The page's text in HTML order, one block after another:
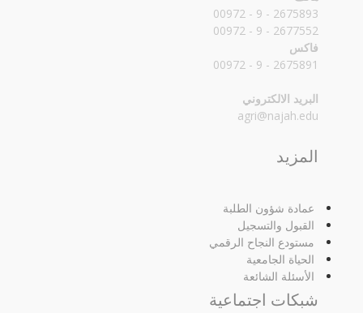
2675893 - 9 - 00972
2677552 - 9 - 00972
فاكس
2675891 - 9 - 00972
البريد الالكتروني
agri@najah.edu
المزيد
عمادة شؤون الطلبة
القبول والتسجيل
مستودع النجاح الرقمي
الحياة الجامعية
الأسئلة الشائعة
شبكات اجتماعية